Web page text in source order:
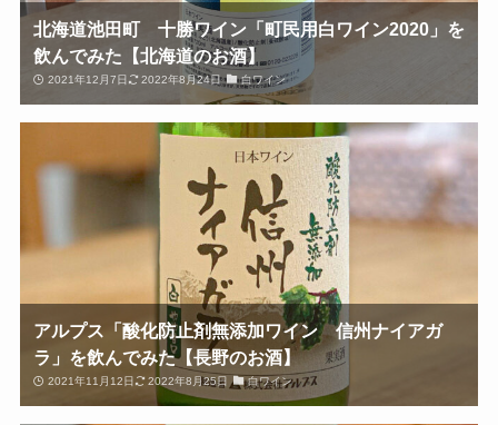
北海道池田町 十勝ワイン「町民用白ワイン2020」を
飲んでみた【北海道のお酒】
2021年12月7日 2022年8月24日 白ワイン
アルプス「酸化防止剤無添加ワイン 信州ナイアガ
ラ」を飲んでみた【長野のお酒】
2021年11月12日 2022年8月25日 白ワイン